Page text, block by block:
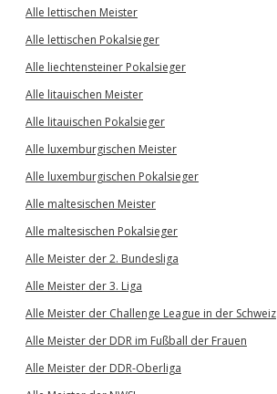
Alle lettischen Meister
Alle lettischen Pokalsieger
Alle liechtensteiner Pokalsieger
Alle litauischen Meister
Alle litauischen Pokalsieger
Alle luxemburgischen Meister
Alle luxemburgischen Pokalsieger
Alle maltesischen Meister
Alle maltesischen Pokalsieger
Alle Meister der 2. Bundesliga
Alle Meister der 3. Liga
Alle Meister der Challenge League in der Schweiz
Alle Meister der DDR im Fußball der Frauen
Alle Meister der DDR-Oberliga